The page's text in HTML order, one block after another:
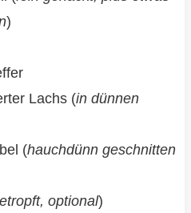
)
Lachs (in dünnen
(hauchdünn geschnitten
optional)